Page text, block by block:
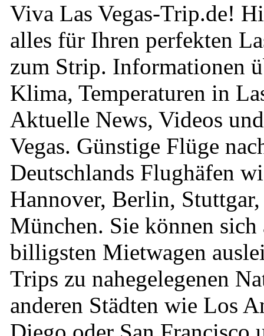
Viva Las Vegas-Trip.de!
alles für Ihren perfekten
zum Strip. Informationen
Klima, Temperaturen in
Aktuelle News, Videos
Vegas. Günstige Flüge
Deutschlands Flughäfen
Hannover, Berlin,
München. Sie können
billigsten Mietwagen
Trips zu nahegelegenen
anderen Städten wie Los